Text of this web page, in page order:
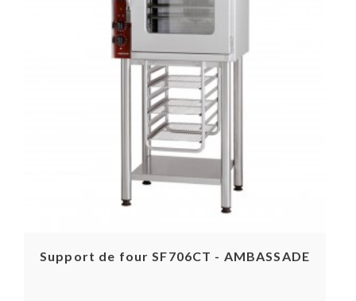
Support de four SF706CT - AMBASSADE